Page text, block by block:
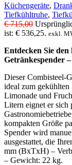
Küchengeräte,
Tiefkühltruhe,
€715,00
ist: € 536,25. exkl.
Entdecken Sie
Getränkespender
Dieser Combisteel-
ideal zum gekühlten
Limonade und
Litern eignet er sich
kompakten Größe
Spender wird
ausgestattet, die
mm (BxTxH) –
– Gewicht: 22 kg.